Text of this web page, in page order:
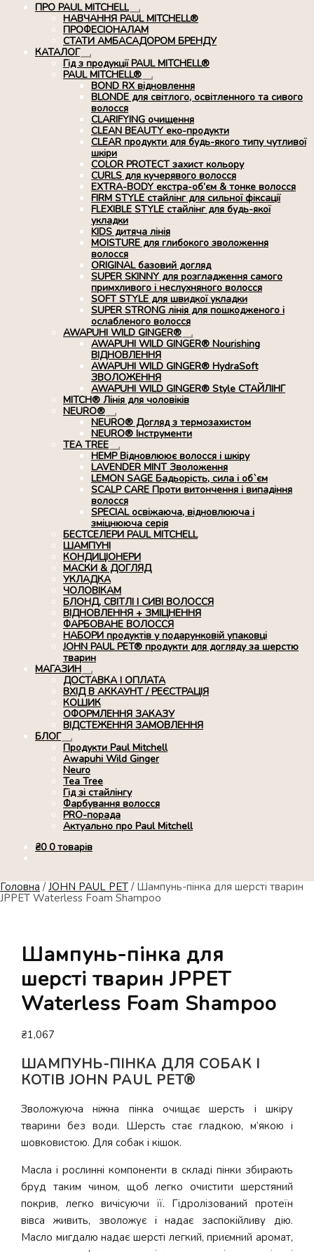
ПРО PAUL MITCHELL
Розгорнуте
вкладене
меню
НАВЧАННЯ PAUL MITCHELL®
ПРОФЕСІОНАЛАМ
СТАТИ АМБАСАДОРОМ БРЕНДУ
КАТАЛОГ
Розгорнуте
вкладене
меню
Гід з продукції PAUL MITCHELL®
PAUL MITCHELL®
Розгорнуте
вкладене
меню
BOND RX вiдновлення
BLONDE для світлого, освітленного та сивого
волосся
CLARIFYING очищення
CLEAN BEAUTY еко-продукти
CLEAR продукти для будь-якого типу чутливої
шкіри
COLOR PROTECT захист кольору
CURLS для кучерявого волосся
EXTRA-BODY екстра-об’єм & тонке волосся
FIRM STYLE стайлінг для сильної фіксації
FLEXIBLE STYLE стайлінг для будь-якої
укладки
KIDS дитяча лінія
MOISTURE для глибокого зволоження
волосся
ORIGINAL базовий догляд
SUPER SKINNY для розгладження самого
примхливого і неслухняного волосся
SOFT STYLE для швидкої укладки
SUPER STRONG лінія для пошкодженого і
ослабленого волосся
AWAPUHI WILD GINGER®
Розгорнуте
вкладене
меню
AWAPUHI WILD GINGER® Nourishing
ВІДНОВЛЕННЯ
AWAPUHI WILD GINGER® HydraSoft
ЗВОЛОЖЕННЯ
AWAPUHI WILD GINGER® Style СТАЙЛІНГ
MITCH® Лінія для чоловіків
NEURO®
Розгорнуте
вкладене
меню
NEURO® Догляд з термозахистом
NEURO® Інструменти
TEA TREE
Розгорнуте
вкладене
меню
HEMP Відновлюює волосся і шкіру
LAVENDER MINT Зволоження
LEMON SAGE Бадьорість, сила і об`єм
SCALP CARE Проти витончення і випадіння
волосся
SPECIAL освіжаюча, відновлююча і
зміцнююча серія
БЕСТСЕЛЕРИ PAUL MITCHELL
ШАМПУНІ
КОНДИЦІОНЕРИ
МАСКИ & ДОГЛЯД
УКЛАДКА
ЧОЛОВІКАМ
БЛОНД, СВІТЛІ І СИВІ ВОЛОССЯ
ВІДНОВЛЕННЯ + ЗМІЦНЕННЯ
ФАРБОВАНЕ ВОЛОССЯ
НАБОРИ продуктів у подарунковій упаковці
JOHN PAUL PET® продукти для догляду за шерстю
тварин
МАГАЗИН
Розгорнуте
вкладене
меню
ДОСТАВКА І ОПЛАТА
ВХІД В АККАУНТ / РЕЄСТРАЦІЯ
КОШИК
ОФОРМЛЕННЯ ЗАКАЗУ
ВІДСТЕЖЕННЯ ЗАМОВЛЕННЯ
БЛОГ
Розгорнуте
вкладене
меню
Продукти Paul Mitchell
Awapuhi Wild Ginger
Neuro
Tea Tree
Гід зі стайлінгу
Фарбування волосся
PRO-порада
Актуально про Paul Mitchell
₴0 0 товарів
Головна /JOHN PAUL PET / Шампунь-пінка для шерсті тварин
JPPET Waterless Foam Shampoo
Шампунь-пінка для
шерсті тварин JPPET
Waterless Foam Shampoo
₴1,067
ШАМПУНЬ-ПІНКА ДЛЯ СОБАК І
КОТІВ JOHN PAUL PET®
Зволожуюча ніжна пінка очищає шерсть і шкіру
тварини без води. Шерсть стає гладкою, м’якою і
шовковистою. Для собак і кішок.
Масла і рослинні компоненти в складі пінки збирають
бруд таким чином, щоб легко очистити шерстяний
покрив, легко вичісуючи її. Гідролізований протеїн
вівса живить, зволожує і надає заспокійливу дію.
Масло мигдалю надає шерсті легкий, приємний аромат,